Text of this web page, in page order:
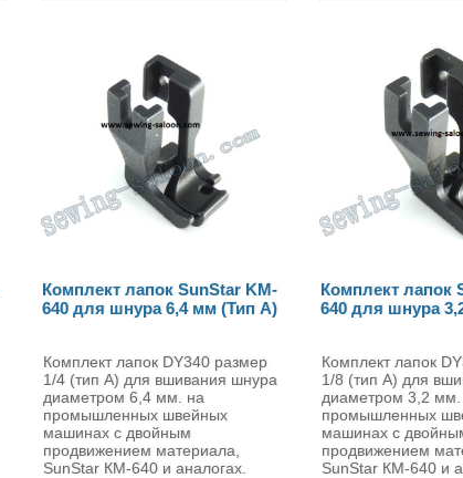
Комплект лапок SunStar KM-
640 для шнура 6,4 мм (Тип A)
Комплект лапок DY340 размер
1/4 (тип A) для вшивания шнура
диаметром 6,4 мм. на
промышленных швейных
машинах с двойным
продвижением материала,
SunStar КМ-640 и аналогах.
Комплект лапок
640 для шнура
Комплект лапок
1/8 (тип A) для
диаметром 3,2 мм.
промышленных
машинах с
продвижением
SunStar КМ-640 и